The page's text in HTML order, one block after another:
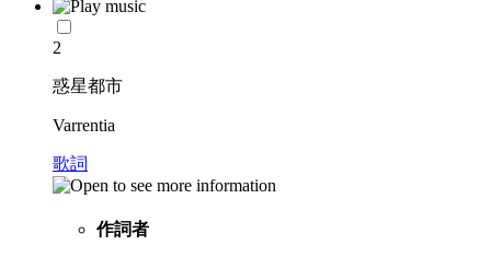
2
惑星都市
Varrentia
歌詞
作詞者